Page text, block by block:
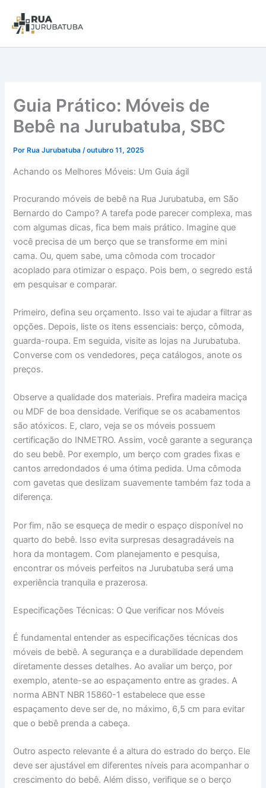
Guia Prático: Móveis de
Bebê na Jurubatuba, SBC
Por Rua Jurubatuba/outubro 11, 2025
Achando os Melhores Móveis: Um Guia ágil
Procurando móveis de bebê na Rua Jurubatuba, em São
Bernardo do Campo? A tarefa pode parecer complexa, mas
com algumas dicas, fica bem mais prático. Imagine que
você precisa de um berço que se transforme em mini
cama. Ou, quem sabe, uma cômoda com trocador
acoplado para otimizar o espaço. Pois bem, o segredo está
em pesquisar e comparar.
Primeiro, defina seu orçamento. Isso vai te ajudar a filtrar as
opções. Depois, liste os itens essenciais: berço, cômoda,
guarda-roupa. Em seguida, visite as lojas na Jurubatuba.
Converse com os vendedores, peça catálogos, anote os
preços.
Observe a qualidade dos materiais. Prefira madeira maciça
ou MDF de boa densidade. Verifique se os acabamentos
são atóxicos. E, claro, veja se os móveis possuem
certificação do INMETRO. Assim, você garante a segurança
do seu bebê. Por exemplo, um berço com grades fixas e
cantos arredondados é uma ótima pedida. Uma cômoda
com gavetas que deslizam suavemente também faz toda a
diferença.
Por fim, não se esqueça de medir o espaço disponível no
quarto do bebê. Isso evita surpresas desagradáveis na
hora da montagem. Com planejamento e pesquisa,
encontrar os móveis perfeitos na Jurubatuba será uma
experiência tranquila e prazerosa.
Especificações Técnicas: O Que verificar nos Móveis
É fundamental entender as especificações técnicas dos
móveis de bebê. A segurança e a durabilidade dependem
diretamente desses detalhes. Ao avaliar um berço, por
exemplo, atente-se ao espaçamento entre as grades. A
norma ABNT NBR 15860-1 estabelece que esse
espaçamento deve ser de, no máximo, 6,5 cm para evitar
que o bebê prenda a cabeça.
Outro aspecto relevante é a altura do estrado do berço. Ele
deve ser ajustável em diferentes níveis para acompanhar o
crescimento do bebê. Além disso, verifique se o berço